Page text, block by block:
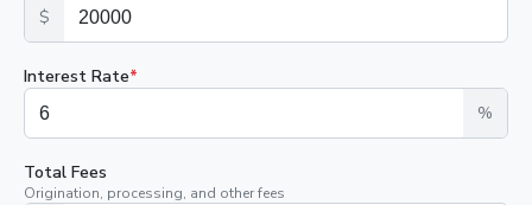
$
Interest Rate*
%
Total Fees
Origination, processing, and other fees